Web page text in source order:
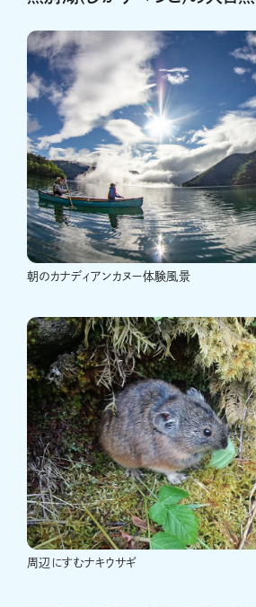
朝のカナディアンカヌー体験風景
周辺にすむナキウサギ